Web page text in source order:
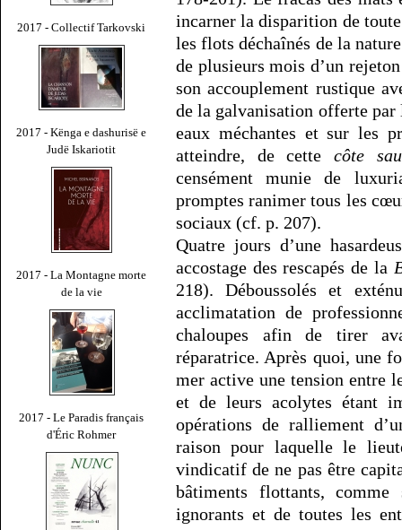
2017 - Collectif Tarkovski
2017 - Kënga e dashurisë e
Judë Iskariotit
2017 - La Montagne morte
de la vie
2017 - Le Paradis français
d'Éric Rohmer
incarner la disparition de
les flots déchaînés de la
de plusieurs mois d’un
son accouplement rustique
de la galvanisation offerte par
eaux méchantes et sur les
atteindre, de cettecôte
censément munie de
promptes ranimer tous les
sociaux (cf. p. 207).
Quatre jours d’une
accostage des rescapés de la
218). Déboussolés et
acclimatation de
chaloupes afin de tirer
réparatrice. Après quoi, une
mer active une tension entre
et de leurs acolytes étant
opérations de ralliement
raison pour laquelle le
vindicatif de ne pas être
bâtiments flottants,
ignorants et de toutes les